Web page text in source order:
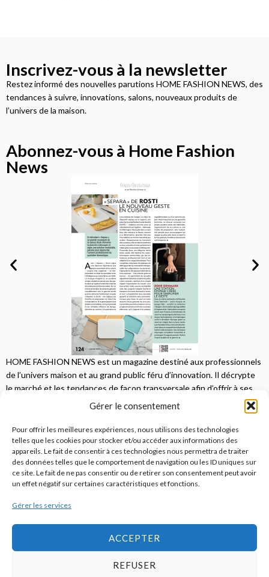
Gérer le consentement
Pour offrir les meilleures expériences, nous utilisons des technologies
telles que les cookies pour stocker et/ou accéder aux informations des
appareils. Le fait de consentir à ces technologies nous permettra de traiter
des données telles que le comportement de navigation ou les ID uniques sur
ce site. Le fait de ne pas consentir ou de retirer son consentement peut avoir
un effet négatif sur certaines caractéristiques et fonctions.
Gérer les services
ACCEPTER
REFUSER
Inscrivez-vous à la newsletter
Restez informé des nouvelles parutions HOME FASHION NEWS, des
tendances à suivre, innovations, salons, nouveaux produits de
l’univers de la maison.
Abonnez-vous à Home Fashion
News
HOME FASHION NEWS est un magazine destiné aux professionnels
de l’univers maison et au grand public féru d’innovation. Il décrypte
le marché et les tendances de façon transversale afin d’offrir à ses
lecteurs une vision complète.
JE M'ABONNE
© 2026Home Fashion News